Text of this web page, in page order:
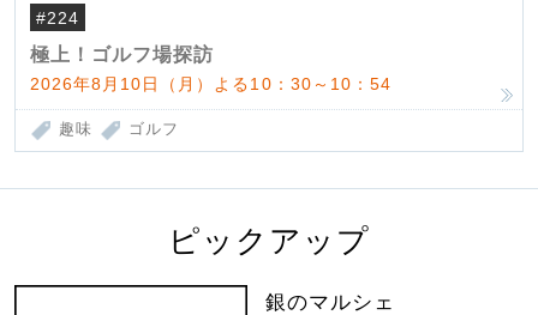
#224
極上！ゴルフ場探訪
2026年8月10日（月）よる10：30～10：54
趣味 ゴルフ
ピックアップ
銀のマルシェ